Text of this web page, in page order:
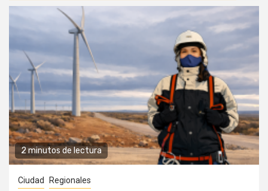
2 minutos de lectura
Ciudad Regionales